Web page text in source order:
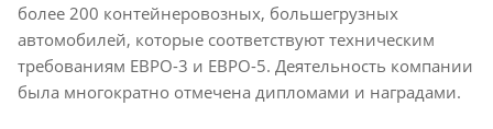
более 200 контейнеровозных, большегрузных
автомобилей, которые соответствуют техническим
требованиям ЕВРО-3 и ЕВРО-5. Деятельность компании
была многократно отмечена дипломами и наградами.